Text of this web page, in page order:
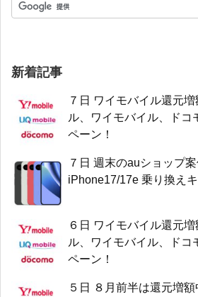
新着記事
７日 ワイモバイル還元
ル、ワイモバイル、ドコ
ペーン！
７日 週末のauショップ
iPhone17/17e 乗り換え
６日 ワイモバイル還元
ル、ワイモバイル、ドコ
ペーン！
５日 ８月前半は還元増額